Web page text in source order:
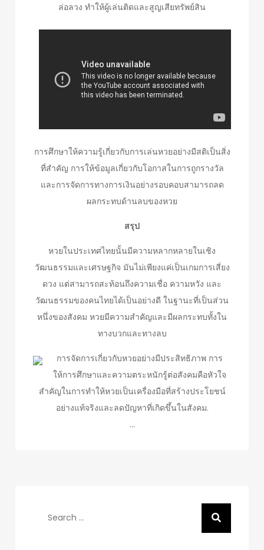
ล่อลวง ทำให้ผู้เล่นติดและสูญเสียทรัพย์สิน
การศึกษาให้ความรู้เกี่ยวกับการเล่นหวยอย่างมีสติเป็นสิ่ง
ที่สำคัญ การให้ข้อมูลเกี่ยวกับโอกาสในการถูกรางวัล
และการจัดการทางการเงินอย่างรอบคอบสามารถลด
ผลกระทบด้านลบของหวย
สรุป
หวยในประเทศไทยนั้นมีความหลากหลายในเชิง
วัฒนธรรมและเศรษฐกิจ มันไม่เพียงแค่เป็นเกมการเสี่ยง
ดวง แต่สามารถสะท้อนถึงความเชื่อ ความหวัง และ
วัฒนธรรมของคนไทยได้เป็นอย่างดี ในฐานะที่เป็นส่วน
หนึ่งของสังคม หวยมีความสำคัญและมีผลกระทบทั้งใน
ทางบวกและทางลบ
การจัดการเกี่ยวกับหวยอย่างมีประสิทธิภาพ การ
ให้การศึกษาและความตระหนักรู้ต่อสังคมคือหัวใจ
สำคัญในการทำให้หวยเป็นเครื่องมือที่สร้างประโยชน์
อย่างแท้จริงและลดปัญหาที่เกิดขึ้นในสังคม.
…